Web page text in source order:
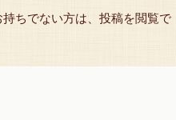
ちでない方は、投稿を閲覧で